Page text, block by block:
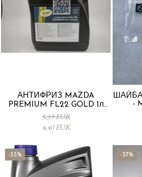
АНТИФРИЗ MAZDA
PREMIUM FL22 GOLD 1л
L247CL005 4X
5,59 EUR
4,40 EUR
-
-35% -37%